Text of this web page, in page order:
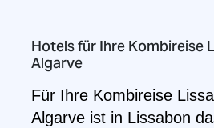
Hotels für Ihre Kombireise
Algarve
Für Ihre Kombireise
Algarve ist in Lissabon